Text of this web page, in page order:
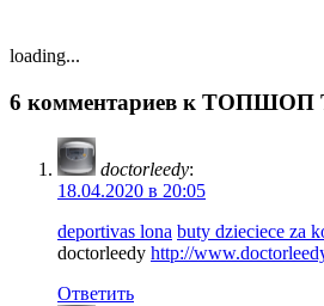
loading...
6 комментариев к ТОПШОП
doctorleedy:
18.04.2020 в 20:05
deportivas lona buty dzieciece za
doctorleedy http://
Ответить